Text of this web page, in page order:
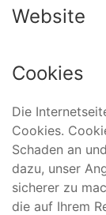
Website
Cookies
Die
Cookies.
Schaden an
dazu, unser
sicherer zu
die auf Ihrem